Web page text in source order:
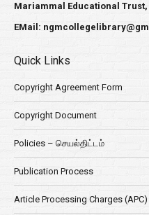
Mariammal Educational
EMail:
Quick Links
Copyright Agreement Form
Copyright Document
Policies – செயல்திட்டம்
Publication Process
Article Processing Charges (APC)